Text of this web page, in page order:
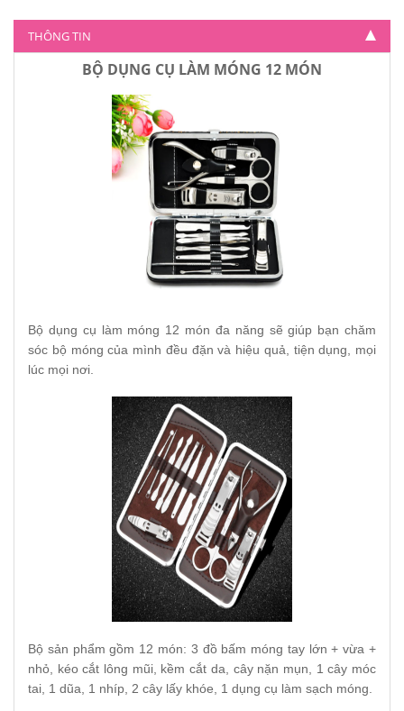
THÔNG TIN
BỘ DỤNG CỤ LÀM MÓNG 12 MÓN
Bộ dụng cụ làm móng 12 món đa năng sẽ giúp bạn chăm
sóc bộ móng của mình đều đặn và hiệu quả, tiện dụng, mọi
lúc mọi nơi.
Bộ sản phẩm gồm 12 món: 3 đồ bấm móng tay lớn + vừa +
nhỏ, kéo cắt lông mũi, kềm cắt da, cây nặn mụn, 1 cây móc
tai, 1 dũa, 1 nhíp, 2 cây lấy khóe, 1 dụng cụ làm sạch móng.